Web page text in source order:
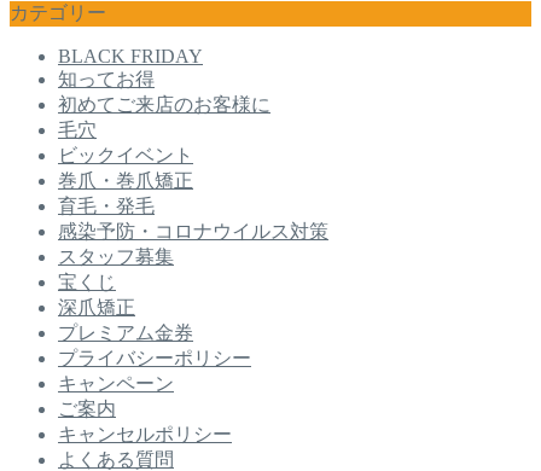
カテゴリー
BLACK FRIDAY
知ってお得
初めてご来店のお客様に
毛穴
ビックイベント
巻爪・巻爪矯正
育毛・発毛
感染予防・コロナウイルス対策
スタッフ募集
宝くじ
深爪矯正
プレミアム金券
プライバシーポリシー
キャンペーン
ご案内
キャンセルポリシー
よくある質問